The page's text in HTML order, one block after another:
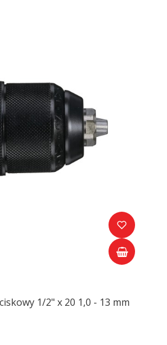
1/2" x 20 1,0 - 13 mm